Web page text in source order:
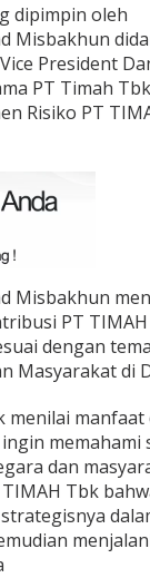
dipimpin oleh
Misbakhun
President
PT Timah
Risiko PT
Misbakhun
PT
dengan
Masyarakat di
menilai
dan
Tbk